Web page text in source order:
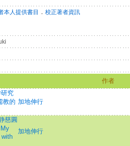
本人提供書目 ． 校正著者資訊
作者
究
教的 加地伸行
慈圓
with
加地伸行